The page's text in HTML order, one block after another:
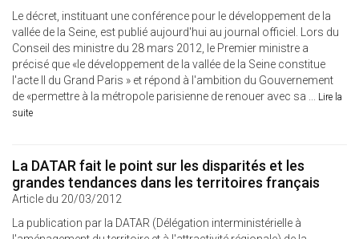
Le décret, instituant une conférence pour le développement de la
vallée de la Seine, est publié aujourd'hui au journal officiel. Lors du
Conseil des ministre du 28 mars 2012, le Premier ministre a
précisé que «le développement de la vallée de la Seine constitue
l'acte II du Grand Paris » et répond à l'ambition du Gouvernement
de «permettre à la métropole parisienne de renouer avec sa ... Lire la
suite
La DATAR fait le point sur les disparités et les
grandes tendances dans les territoires français
Article du 20/03/2012
La publication par la DATAR (Délégation interministérielle à